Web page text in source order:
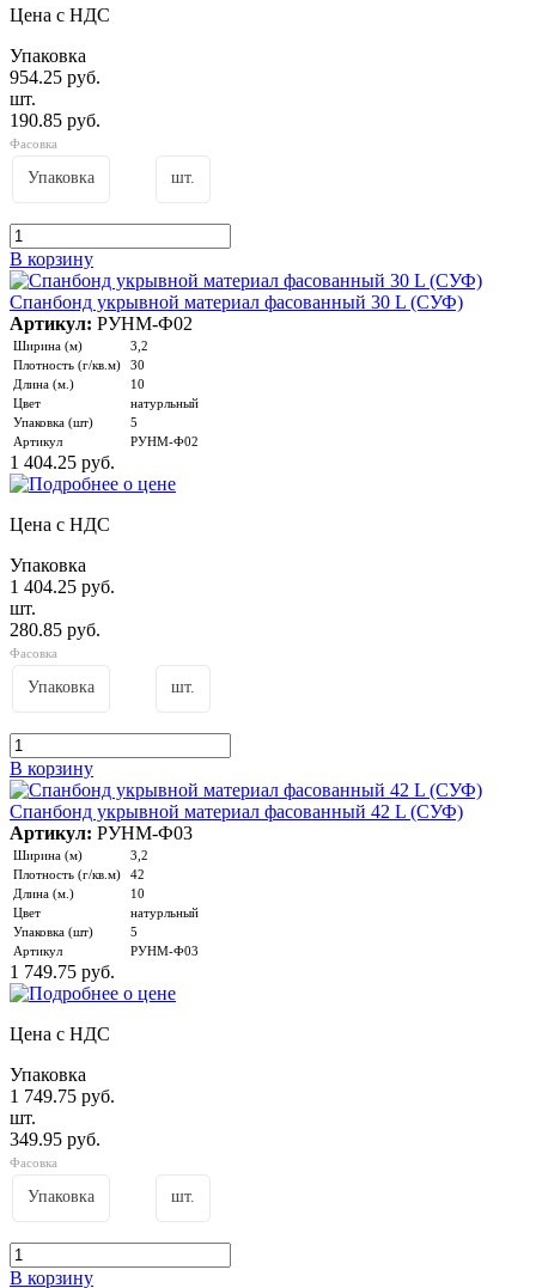
Цена с НДС
Упаковка
954.25 руб.
шт.
190.85 руб.
Фасовка
Упаковка шт.
В корзину
Спанбонд укрывной материал фасованный 30 L (СУФ)
Артикул: РУНМ-Ф02
Ширина (м)
3,2
Плотность (г/кв.м)
30
Длина (м.)
10
Цвет
натурльный
Упаковка (шт)
5
Артикул
РУНМ-Ф02
1 404.25 руб.
Цена с НДС
Упаковка
1 404.25 руб.
шт.
280.85 руб.
Фасовка
Упаковка шт.
В корзину
Спанбонд укрывной материал фасованный 42 L (СУФ)
Артикул: РУНМ-Ф03
Ширина (м)
3,2
Плотность (г/кв.м)
42
Длина (м.)
10
Цвет
натурльный
Упаковка (шт)
5
Артикул
РУНМ-Ф03
1 749.75 руб.
Цена с НДС
Упаковка
1 749.75 руб.
шт.
349.95 руб.
Фасовка
Упаковка шт.
В корзину